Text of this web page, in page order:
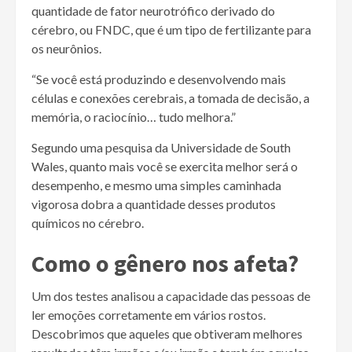
quantidade de fator neurotrófico derivado do
cérebro, ou FNDC, que é um tipo de fertilizante para
os neurônios.
“Se você está produzindo e desenvolvendo mais
células e conexões cerebrais, a tomada de decisão, a
memória, o raciocínio… tudo melhora.”
Segundo uma pesquisa da Universidade de South
Wales, quanto mais você se exercita melhor será o
desempenho, e mesmo uma simples caminhada
vigorosa dobra a quantidade desses produtos
químicos no cérebro.
Como o gênero nos afeta?
Um dos testes analisou a capacidade das pessoas de
ler emoções corretamente em vários rostos.
Descobrimos que aqueles que obtiveram melhores